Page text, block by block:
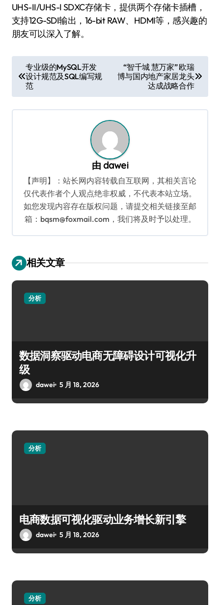
UHS-II/UHS-I SDXC存储卡，提供两个存储卡插槽，
支持12G-SDI输出，16-bit RAW、HDMI等，感兴趣的
朋友可以深入了解。
章
导
航
专业级的MySQL开发
设计规范及SQL编写规
范
“智千城 慧万家” 欧瑞
博与国内地产家居龙头
达成战略合作
由 dawei
【声明】：站长网内容转载自互联网，其相关言论
仅代表作者个人观点绝非权威，不代表本站立场。
如您发现内容存在版权问题，请提交相关链接至邮
箱：bqsm@foxmail.com，我们将及时予以处理。
相关文章
分析
数据洞察驱动电商无障碍设计可视化升
级
dawei 5 月 18, 2026
分析
电商数据可视化驱动业务增长新引擎
dawei 5 月 18, 2026
分析